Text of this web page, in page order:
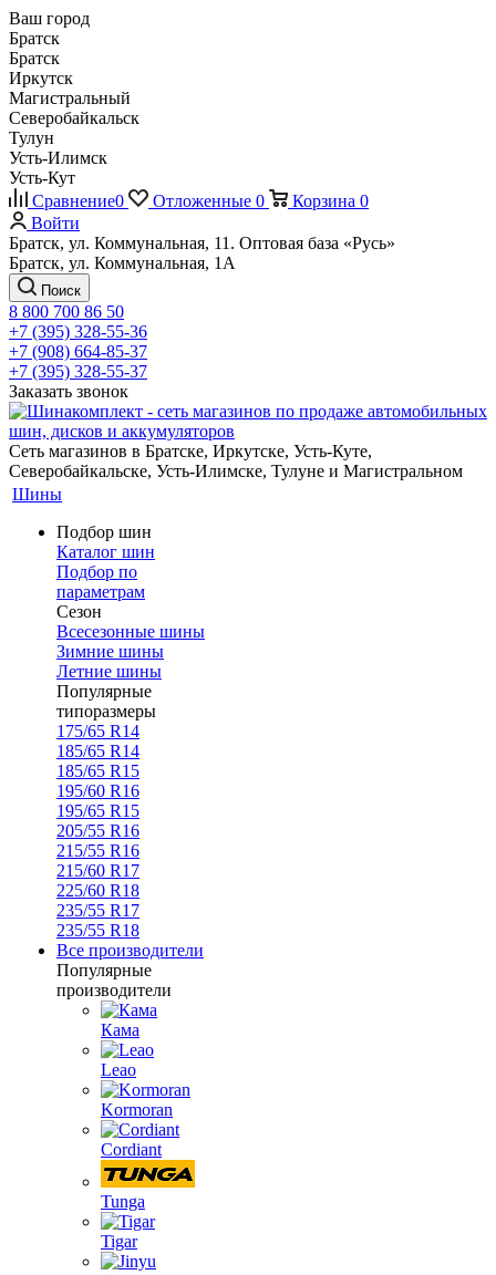
Ваш город
Братск
Братск
Иркутск
Магистральный
Северобайкальск
Тулун
Усть-Илимск
Усть-Кут
Сравнение0 Отложенные 0 Корзина 0
Войти
Братск, ул. Коммунальная, 11. Оптовая база «Русь»
Братск, ул. Коммунальная, 1А
Поиск
8 800 700 86 50
+7 (395) 328-55-36
+7 (908) 664-85-37
+7 (395) 328-55-37
Заказать звонок
Сеть магазинов в Братске, Иркутске, Усть-Куте,
Северобайкальске, Усть-Илимске, Тулуне и Магистральном
Шины
Подбор шин
Каталог шин
Подбор по
параметрам
Сезон
Всесезонные шины
Зимние шины
Летние шины
Популярные
типоразмеры
175/65 R14
185/65 R14
185/65 R15
195/60 R16
195/65 R15
205/55 R16
215/55 R16
215/60 R17
225/60 R18
235/55 R17
235/55 R18
Все производители
Популярные
производители
Кама
Leao
Kormoran
Cordiant
Tunga
Tigar